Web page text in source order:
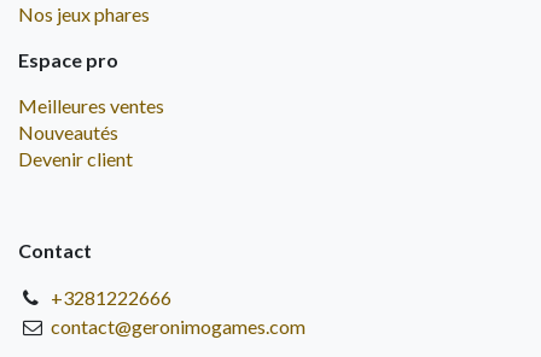
Nos jeux phares
Espace pro
Meilleures ventes
Nouveautés
Devenir client
Contact
+3281222666
contact@geronimogames.com